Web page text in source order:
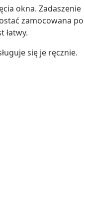
okna. Zadaszenie
zamocowana po
łatwy.
się je ręcznie.